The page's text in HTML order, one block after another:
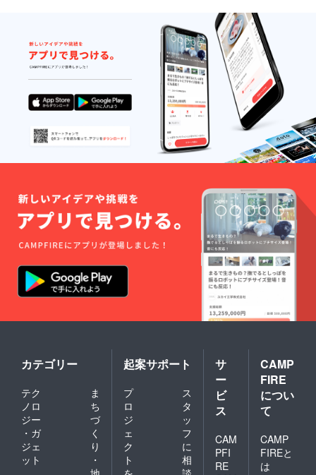
ます。
（本）
・境内
に石柱
を建立
＊支援
時、建
立の有
無、掲
載のお
名前の
ご希望
は備考
欄にご
記入く
い。お
名前は
15文字
以内で
お願い
いたし
ます。
・落慶
法要招
（ご案
内は落
慶法要
第お届
けいた
しま
す）
日程：
2024年
場
所：定
福寺講
堂 定
以内で
お願い
いたし
ます。
・定福
寺2024
年発行
物送付
（発刊
次
第）
定福寺
史資料
集（名
定）
巻数未
定 ・定
福寺の
歴史と
文化財
（本）
・境内
に石柱
＊支援
時、建
立の有
名前の
ご希望
は備考
欄にご
記入く
ださ
名前は
15文字
以内で
お願い
録永年
講堂内
に掲示
いたし
ます。
＊支援
時、必
ず備考
欄に掲
載希望
の有
無、掲
載を希
望され
前をご
記入く
ださ
い。お
名前は
15文字
以内で
お願い
いたし
・定福
寺2024
年発行
第）
定福寺
史資料
集（名
前未
巻数未
定 ・定
福寺の
歴史と
カテゴリー
テク
ノロ
ジー
・ガ
ジェ
ット
ま
ち
づ
く
り
・
起案サポート
プ
ロ
ジ
ェ
ク
ト
ス
タ
ッ
フ
に
相
サ
ー
ビ
ス
CAM
PFI
RE
CAMP
FIRE
につい
て
CAMP
FIREと
は